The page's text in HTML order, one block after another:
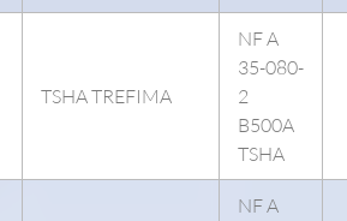
TSHA TREFIMA
NF A
35-080-
2
B500A
TSHA
NF A